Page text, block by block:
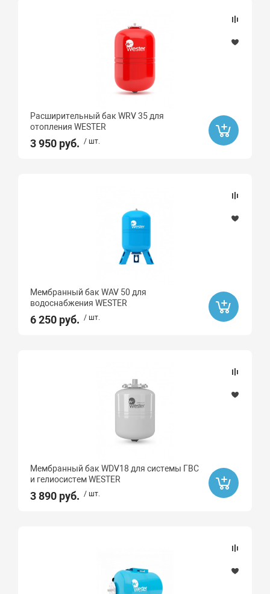
Назначение (смесители)
Сталь
Латунь с никелированным покрытием
Бессвинцовая латунь CW511L
Пластик
Сталь
Бессвинцовая латунь
Расширительный бак WRV 35 для
отопления WESTER
3 950 руб. / шт.
Мембранный бак WAV 50 для
водоснабжения WESTER
6 250 руб. / шт.
Мембранный бак WDV18 для системы ГВС
и гелиосистем WESTER
3 890 руб. / шт.